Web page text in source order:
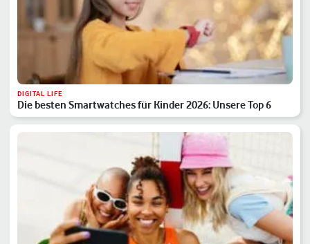
DIGITAL LIFE
Die besten Smartwatches für Kinder 2026: Unsere Top 6